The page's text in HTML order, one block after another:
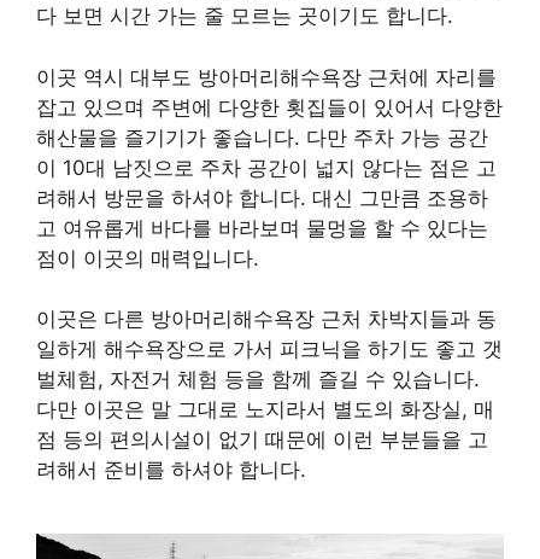
다 보면 시간 가는 줄 모르는 곳이기도 합니다.
이곳 역시 대부도 방아머리해수욕장 근처에 자리를
잡고 있으며 주변에 다양한 횟집들이 있어서 다양한
해산물을 즐기기가 좋습니다. 다만 주차 가능 공간
이 10대 남짓으로 주차 공간이 넓지 않다는 점은 고
려해서 방문을 하셔야 합니다. 대신 그만큼 조용하
고 여유롭게 바다를 바라보며 물멍을 할 수 있다는
점이 이곳의 매력입니다.
이곳은 다른 방아머리해수욕장 근처 차박지들과 동
일하게 해수욕장으로 가서 피크닉을 하기도 좋고 갯
벌체험, 자전거 체험 등을 함께 즐길 수 있습니다.
다만 이곳은 말 그대로 노지라서 별도의 화장실, 매
점 등의 편의시설이 없기 때문에 이런 부분들을 고
려해서 준비를 하셔야 합니다.